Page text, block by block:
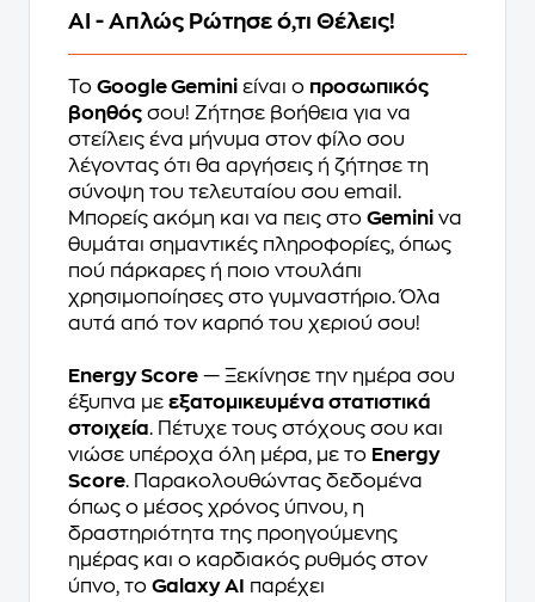
AI - Απλώς Ρώτησε ό,τι Θέλεις!
Το Google Gemini είναι ο προσωπικός
βοηθός σου! Ζήτησε βοήθεια για να
στείλεις ένα μήνυμα στον φίλο σου
λέγοντας ότι θα αργήσεις ή ζήτησε τη
σύνοψη του τελευταίου σου email.
Μπορείς ακόμη και να πεις στο Gemini να
θυμάται σημαντικές πληροφορίες, όπως
πού πάρκαρες ή ποιο ντουλάπι
χρησιμοποίησες στο γυμναστήριο. Όλα
αυτά από τον καρπό του χεριού σου!
Energy Score — Ξεκίνησε την ημέρα σου
έξυπνα με εξατομικευμένα στατιστικά
στοιχεία. Πέτυχε τους στόχους σου και
νιώσε υπέροχα όλη μέρα, με το Energy
Score. Παρακολουθώντας δεδομένα
όπως ο μέσος χρόνος ύπνου, η
δραστηριότητα της προηγούμενης
ημέρας και ο καρδιακός ρυθμός στον
ύπνο, το Galaxy AI
παρέχει